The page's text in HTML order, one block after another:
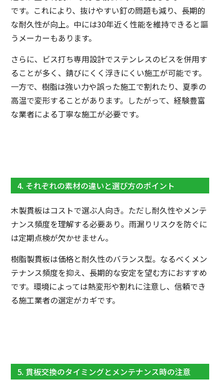
です。これにより、抜けやすい釘の問題も減り、長期的
な耐久性が向上。中には30年近く性能を維持できると謳
うメーカーもあります。
さらに、ビス打ち専用設計でステンレスのビスを併用す
ることが多く、錆びにくく浮きにくい施工が可能です。
一方で、樹脂は強い力や誤った施工で割れたり、夏季の
高温で変形することがあります。したがって、経験豊富
な業者による丁寧な施工が必要です。
4. それぞれの素材の違いと選び方のポイント
木製貫板はコストで選ぶ人向き。ただし耐久性やメンテ
ナンス頻度を理解する必要あり。雨漏りリスクを防ぐに
は定期点検が欠かせません。
樹脂製貫板は価格と耐久性のバランス型。なるべくメン
テナンス頻度を抑え、長期的な安定を望む方におすすめ
です。環境によっては熱変形や割れに注意し、信頼でき
る施工業者の選定がカギです。
5. 貫板交換のタイミングとメンテナンス時の注意